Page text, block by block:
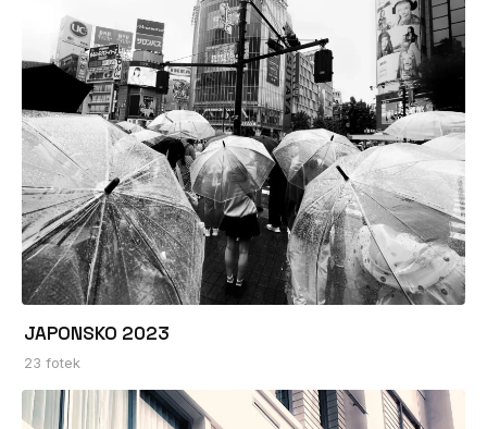
JAPONSKO 2023
23 fotek